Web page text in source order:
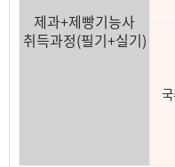
제과+제빵기능사
취득과정(필기+실기)